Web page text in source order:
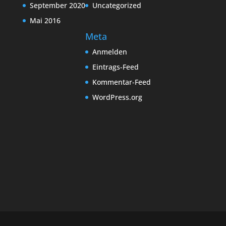
September 2020
Mai 2016
Uncategorized
Meta
Anmelden
Eintrags-Feed
Kommentar-Feed
WordPress.org